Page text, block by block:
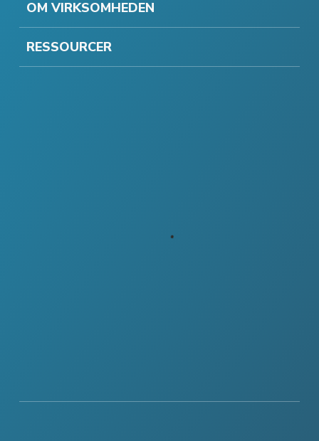
OM VIRKSOMHEDEN
RESSOURCER